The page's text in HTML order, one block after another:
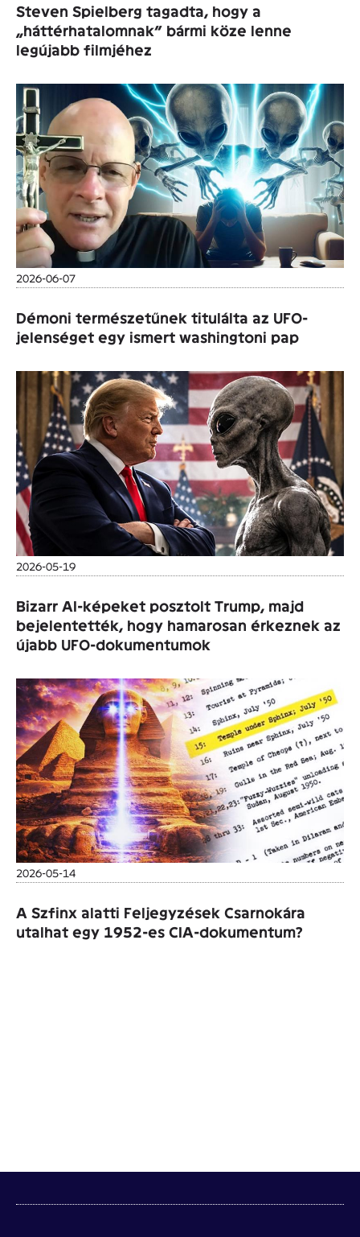
Steven Spielberg tagadta, hogy a
„háttérhatalomnak” bármi köze lenne
legújabb filmjéhez
2026-06-07
Démoni természetűnek titulálta az UFO-
jelenséget egy ismert washingtoni pap
2026-05-19
Bizarr AI-képeket posztolt Trump, majd
bejelentették, hogy hamarosan érkeznek az
újabb UFO-dokumentumok
2026-05-14
A Szfinx alatti Feljegyzések Csarnokára
utalhat egy 1952-es CIA-dokumentum?